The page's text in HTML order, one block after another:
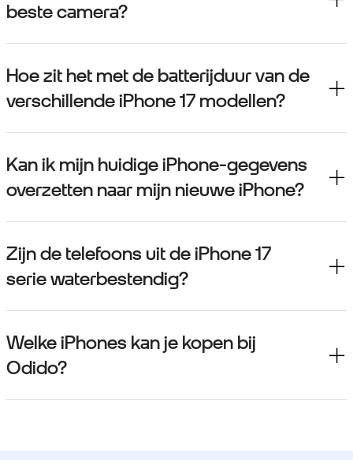
beste camera?
Hoe zit het met de batterijduur van de
verschillende iPhone 17 modellen?
Kan ik mijn huidige iPhone-gegevens
overzetten naar mijn nieuwe iPhone?
Zijn de telefoons uit de iPhone 17
serie waterbestendig?
Welke iPhones kan je kopen bij
Odido?